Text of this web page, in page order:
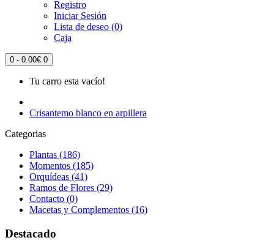
Registro
Iniciar Sesión
Lista de deseo (0)
Caja
0 - 0.00€ 0
Tu carro esta vacío!
Crisantemo blanco en arpillera
Categorias
Plantas (186)
Momentos (185)
Orquídeas (41)
Ramos de Flores (29)
Contacto (0)
Macetas y Complementos (16)
Destacado